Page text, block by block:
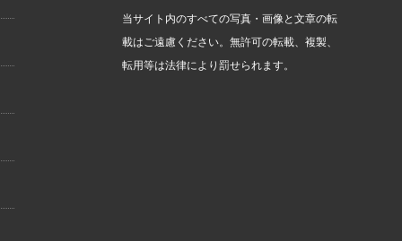
当サイト内のすべての写真・画像と文章の転
載はご遠慮ください。無許可の転載、複製、
転用等は法律により罰せられます。